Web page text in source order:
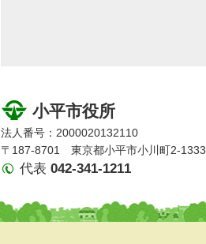
小平市役所
法人番号：2000020132110
〒187-8701 東京都小平市小川町2-1333
代表 042-341-1211